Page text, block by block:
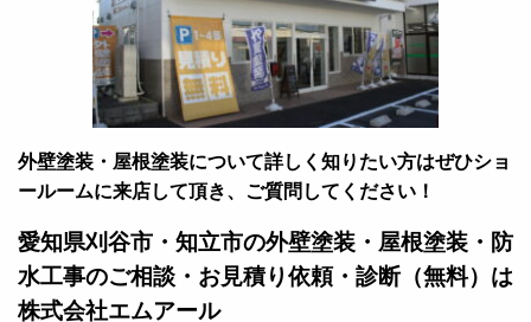
外壁塗装・屋根塗装について詳しく知りたい方はぜひショ
ールームに来店して頂き、ご質問してください！
愛知県刈谷市・知立市の外壁塗装・屋根塗装・防
水工事のご相談・お見積り依頼・診断（無料）は
株式会社エムアール